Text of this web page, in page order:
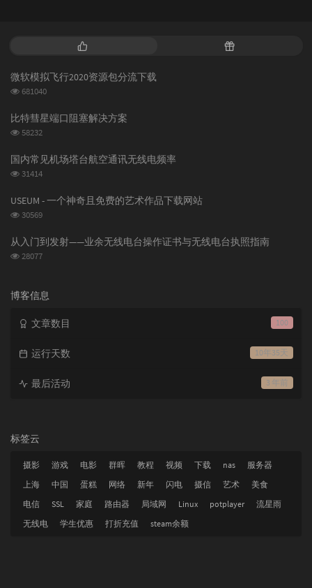
文
章
随
微软模拟飞行2020资源包分流下载
浏
次
数:
681040
比特彗星端口阻塞解决方案
浏
次
数:
58232
国内常见机场塔台航空通讯无线电频率
浏
次
31414
USEUM - 一个神奇且免费的艺术作品下载网站
浏
次
数:
30569
从入门到发射——业余无线电台操作证书与无线电台执照指南
浏
数:
28077
博客信息
100
文章数目
10年35天
运行天数
3 年前
最后活动
标签云
摄影 游戏 电影 群晖 教程 视频 下载 nas
服务器
上海
中国 蛋糕 网络 新年 闪电 摄信 艺术
美食
电信
SSL 家庭 路由器 局域网 Linux potplayer
流星雨
无线电
学生优惠 打折充值 steam余额